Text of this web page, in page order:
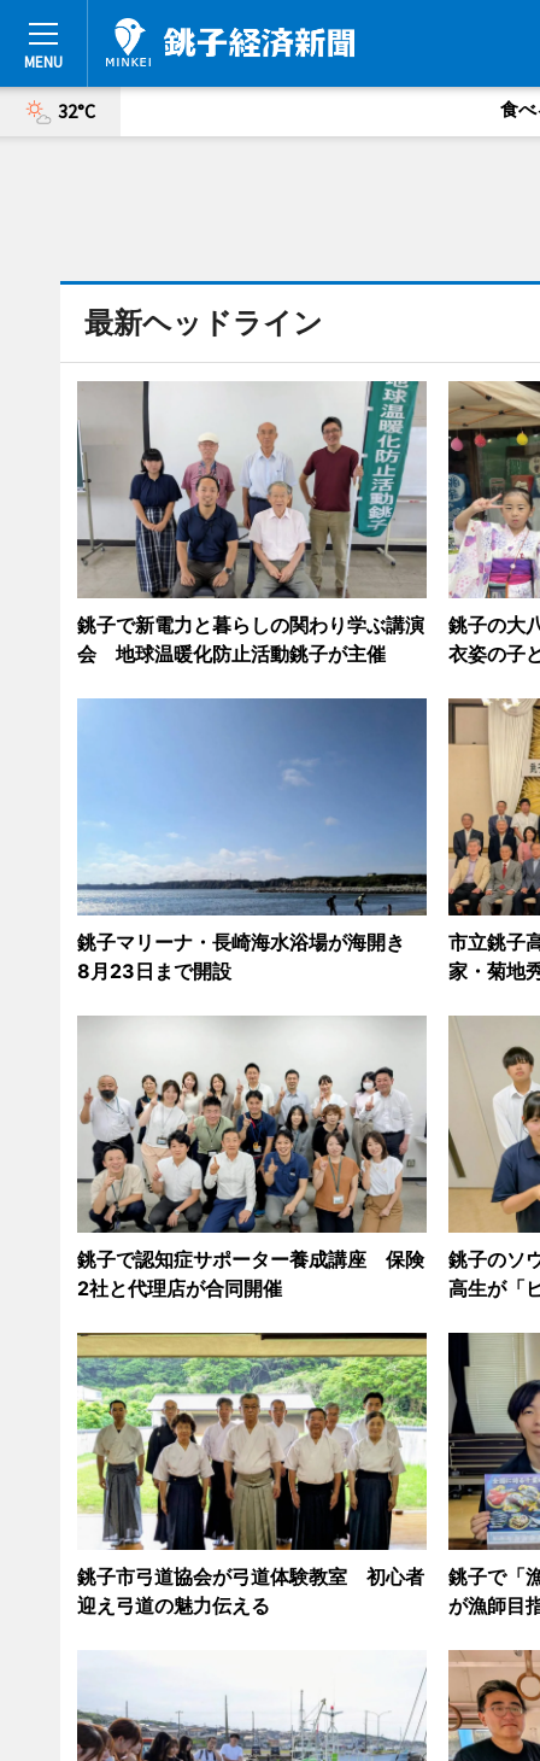
32°C 食べ
最新ヘッドライン
銚子で新電力と暮らしの関わり学ぶ講演
会 地球温暖化防止活動銚子が主催
銚子の大
衣姿の子
銚子マリーナ・長崎海水浴場が海開き
8月23日まで開設
市立銚子
家・菊地
銚子で認知症サポーター養成講座 保険
2社と代理店が合同開催
銚子のソ
高生が「
銚子市弓道協会が弓道体験教室 初心者
迎え弓道の魅力伝える
銚子で「
が漁師目